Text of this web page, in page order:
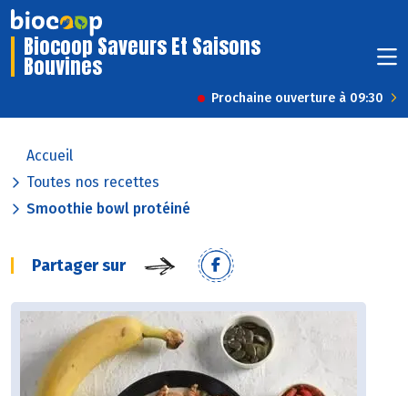
Biocoop Saveurs Et Saisons
Bouvines
Prochaine ouverture à 09:30
Accueil
Toutes nos recettes
Smoothie bowl protéiné
Partager sur